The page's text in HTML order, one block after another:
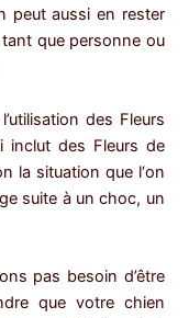
peut aussi en rester
que personne ou
des Fleurs
des Fleurs de
la situation que l‘on
suite à un choc, un
pas besoin d’être
que votre chien